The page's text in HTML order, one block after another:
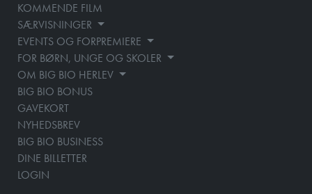
KOMMENDE FILM
SÆRVISNINGER
EVENTS OG FORPREMIERE
FOR BØRN, UNGE OG SKOLER
OM BIG BIO HERLEV
BIG BIO BONUS
GAVEKORT
NYHEDSBREV
BIG BIO BUSINESS
DINE BILLETTER
LOGIN